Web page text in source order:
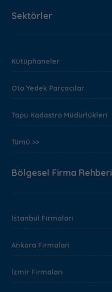
Sektörler
Kütüphaneler
Oto Yedek Parçacılar
Tapu Kadastro Müdürlükleri
Tümü >>
Bölgesel Firma Rehberi
İstanbul Firmaları
Ankara Firmaları
İzmir Firmaları